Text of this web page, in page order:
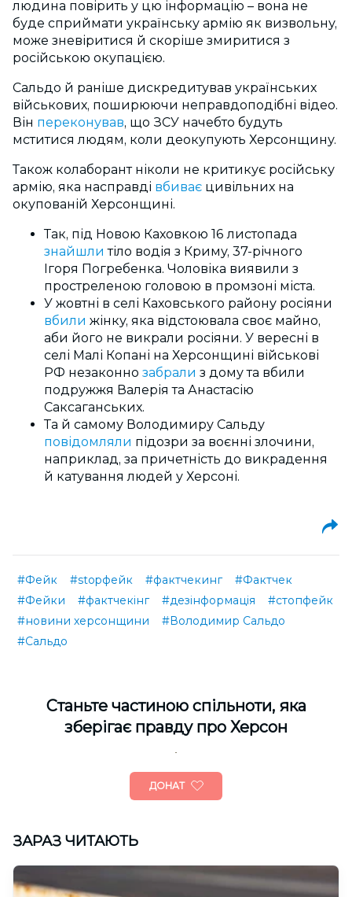
людина повірить у цю інформацію – вона не
буде сприймати українську армію як визвольну,
може зневіритися й скоріше змиритися з
російською окупацією.
Сальдо й раніше дискредитував українських
військових, поширюючи неправдоподібні відео.
Він переконував, що ЗСУ начебто будуть
мститися людям, коли деокупують Херсонщину.
Також колаборант ніколи не критикує російську
армію, яка насправді вбиває цивільних на
окупованій Херсонщині.
Так, під Новою Каховкою 16 листопада
знайшлитіло водія з Криму, 37-річного
Ігоря Погребенка. Чоловіка виявили з
простреленою головою в промзоні міста.
У жовтні в селі Каховського району росіяни
вбили жінку, яка відстоювала своє майно,
аби його не викрали росіяни. У вересні в
селі Малі Копані на Херсонщині військові
РФ незаконно забрали з дому та вбили
подружжя Валерія та Анастасію
Саксаганських.
Та й самому Володимиру Сальду
повідомляли підозри за воєнні злочини,
наприклад, за причетність до викрадення
й катування людей у Херсоні.
#Фейк #stopфейк #фактчекинг
#Фактчек
#Фейки
#фактчекінг #дезінформація
#стопфейк
#новини херсонщини
#Володимир Сальдо
#Сальдо
Cтаньте частиною спільноти, яка
зберігає правду про Херсон
ДОНАТ
ЗАРАЗ ЧИТАЮТЬ